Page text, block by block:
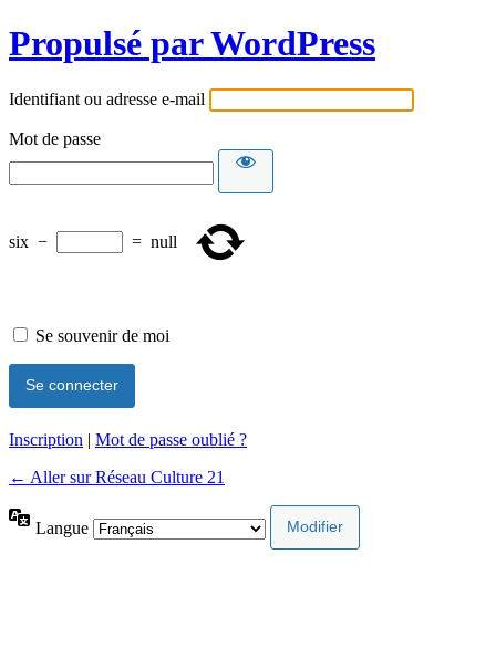
Propulsé par WordPress
Identifiant ou adresse e-mail
Mot de passe
six − = null
Se souvenir de moi
Inscription | Mot de passe oublié ?
← Aller sur Réseau Culture 21
Langue